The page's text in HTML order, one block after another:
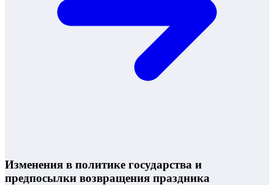
Изменения в политике государства и
предпосылки возвращения праздника